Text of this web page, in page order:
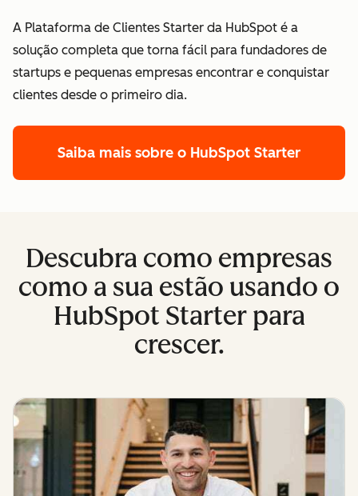
A Plataforma de Clientes Starter da HubSpot é a
solução completa que torna fácil para fundadores de
startups e pequenas empresas encontrar e conquistar
clientes desde o primeiro dia.
Saiba mais sobre o HubSpot Starter
Descubra como empresas
como a sua estão usando o
HubSpot Starter para
crescer.